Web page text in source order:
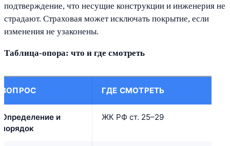
подтверждение, что несущие конструкции и инженерия не
страдают. Страховая может исключать покрытие, если
изменения не узаконены.
Таблица-опора: что и где смотреть
ВОПРОС ГДЕ СМОТРЕТЬ
Определение и
порядок
ЖК РФ ст. 25–29